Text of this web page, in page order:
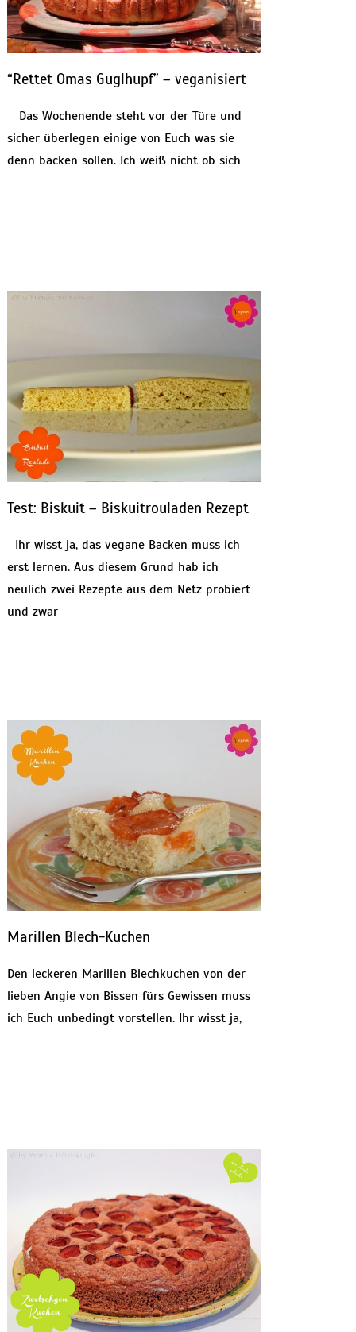
“Rettet Omas Guglhupf” – veganisiert
Das Wochenende steht vor der Türe und
sicher überlegen einige von Euch was sie
denn backen sollen. Ich weiß nicht ob sich
Test: Biskuit – Biskuitrouladen Rezept
Ihr wisst ja, das vegane Backen muss ich
erst lernen. Aus diesem Grund hab ich
neulich zwei Rezepte aus dem Netz probiert
und zwar
Marillen Blech-Kuchen
Den leckeren Marillen Blechkuchen von der
lieben Angie von Bissen fürs Gewissen muss
ich Euch unbedingt vorstellen. Ihr wisst ja,